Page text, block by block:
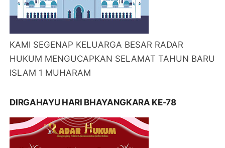
KAMI SEGENAP KELUARGA BESAR RADAR
HUKUM MENGUCAPKAN SELAMAT TAHUN BARU
ISLAM 1 MUHARAM
DIRGAHAYU HARI BHAYANGKARA KE-78